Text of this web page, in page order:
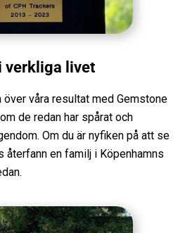
verkliga livet
våra resultat med Gemstone
de redan har spårat och
Om du är nyfiken på att se
återfann en familj i Köpenhamns